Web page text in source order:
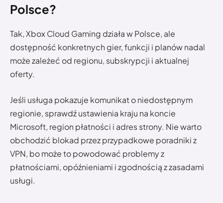
Polsce?
Tak, Xbox Cloud Gaming działa w Polsce, ale
dostępność konkretnych gier, funkcji i planów nadal
może zależeć od regionu, subskrypcji i aktualnej
oferty.
Jeśli usługa pokazuje komunikat o niedostępnym
regionie, sprawdź ustawienia kraju na koncie
Microsoft, region płatności i adres strony. Nie warto
obchodzić blokad przez przypadkowe poradniki z
VPN, bo może to powodować problemy z
płatnościami, opóźnieniami i zgodnością z zasadami
usługi.